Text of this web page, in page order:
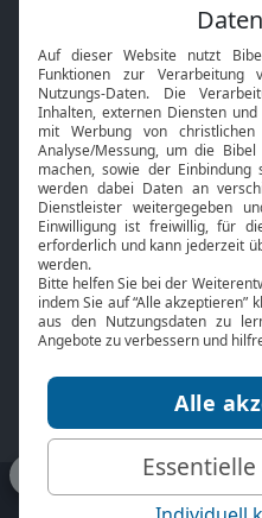
Neuigkeiten
Bibel TV
Über uns
Jobs
Mediadaten
bibeltv.de: